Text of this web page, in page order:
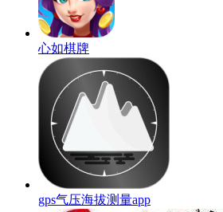
心如棋牌
gps气压海拔测量app